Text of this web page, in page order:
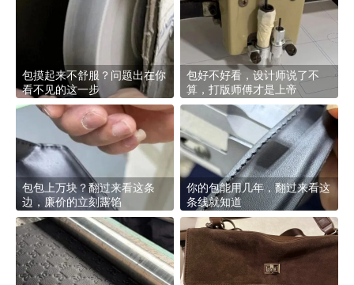
包摸起来不舒服？问题出在你
看不见的这一步
包好不好看，设计师说了不
算，打版师傅才是上帝
包包上万块？翻过来看这条
边，廉价的立刻露馅
你的包能用几年，翻过来看这
条线就知道